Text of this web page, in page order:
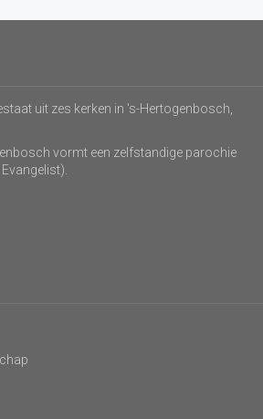
uit zes kerken in 's-Hertogenbosch,
vormt een zelfstandige parochie